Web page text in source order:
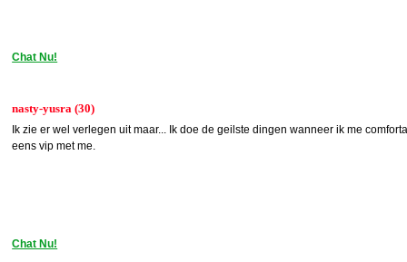
Chat Nu!
nasty-yusra (30)
Ik zie er wel verlegen uit maar... Ik doe de geilste dingen wanneer ik me
eens vip met me.
Chat Nu!